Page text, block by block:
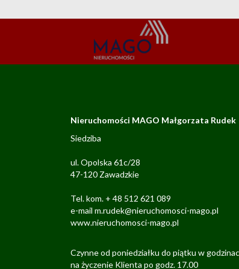
Nieruchomości MAGO Małgorzata Rudek
Siedziba
ul. Opolska 61c/28
47-120 Zawadzkie
Tel. kom. + 48 512 621 089
e-mail m.rudek@nieruchomosci-mago.pl
www.nieruchomosci-mago.pl
Czynne od poniedziałku do piątku w
na życzenie Klienta po godz. 17.00